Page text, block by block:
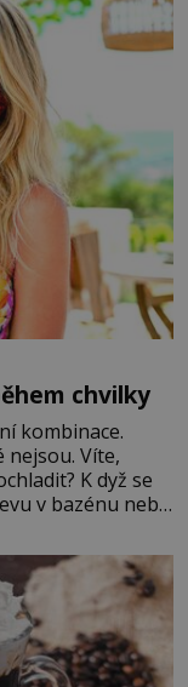
chvilky
kombinace.
Víte,
K dyž se
v bazénu nebo
budete mít
vás